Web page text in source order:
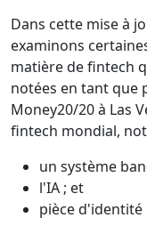
Dans cette mise à
examinons
matière de fintech
notées en tant que
Money20/20 à Las
fintech mondial,
un système
l'IA ; et
pièce